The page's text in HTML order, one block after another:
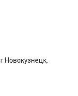
Новокузнецк,